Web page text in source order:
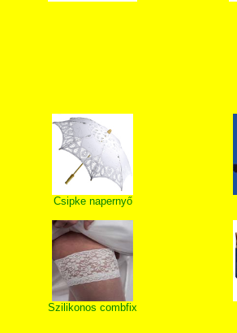
Csipke napernyő
Szilikonos combfix